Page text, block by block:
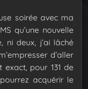
soirée avec ma
qu’une nouvelle
ni deux, j’ai lâché
d’aller
exact, pour 131 de
acquérir le